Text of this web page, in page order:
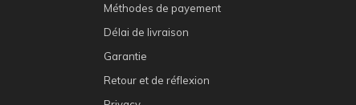
Méthodes de payement
Délai de livraison
Garantie
Retour et de réflexion